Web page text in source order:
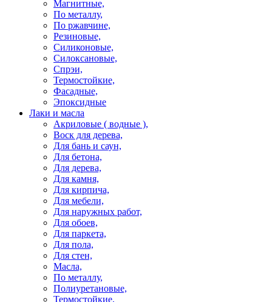
Магнитные,
По металлу,
По ржавчине,
Резиновые,
Силиконовые,
Силоксановые,
Спрэи,
Термостойкие,
Фасадные,
Эпоксидные
Лаки и масла
Акриловые ( водные ),
Воск для дерева,
Для бань и саун,
Для бетона,
Для дерева,
Для камня,
Для кирпича,
Для мебели,
Для наружных работ,
Для обоев,
Для паркета,
Для пола,
Для стен,
Масла,
По металлу,
Полиуретановые,
Термостойкие,